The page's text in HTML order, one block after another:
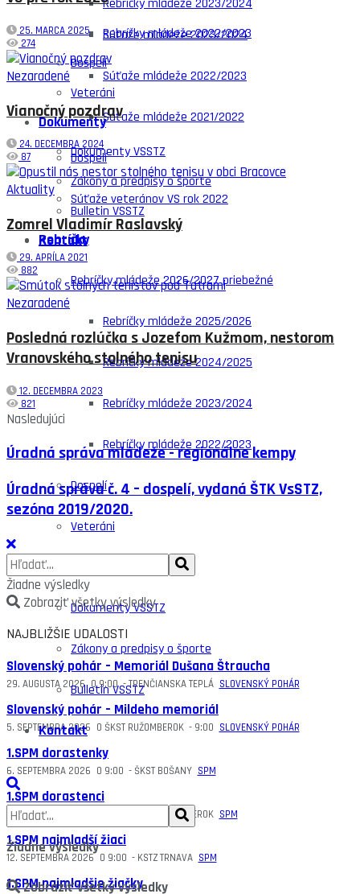
Rebríčky mládeže 2023/2024
Rebríčky mládeže 2022/2023
Dospelí
Veteráni
Dokumenty
Dokumenty VSSTZ
Zákony a predpisy o športe
Bulletin VSSTZ
Kontakt
Súťaže mládeže 2023/2024
Súťaže mládeže 2022/2023
Súťaže mládeže 2021/2022
Dospelí
Súťaže veteránov VS rok 2022
Rebríčky
Rebríčky mládeže 2026/2027 priebežné
Rebríčky mládeže 2025/2026
Rebríčky mládeže 2024/2025
Rebríčky mládeže 2023/2024
Rebríčky mládeže 2022/2023
Dospelí
Veteráni
Dokumenty
Dokumenty VSSTZ
Zákony a predpisy o športe
Bulletin VSSTZ
Kontakt
Žiadne výsledky
Zobraziť všetky výsledky
25. MARCA 2025
274
Nezaradené
Vianočný pozdrav
24. DECEMBRA 2024
87
Aktuality
Zomrel Vladimír Raslavský
29. APRÍLA 2021
882
Nezaradené
Posledná rozlúčka s Jozefom Kužmom, nestorom
Vranovského stolného tenisu
12. DECEMBRA 2023
821
Nasledujúci
Úradná správa mládeže - regionálne kempy
Úradná správa č. 4 – dospelí, vydaná ŠTK VsSTZ,
sezóna 2019/2020.
Žiadne výsledky
Zobraziť všetky výsledky
NAJBLIŽŠIE UDALOSTI
Slovenský pohár – Memoriál Dušana Štraucha
29. AUGUSTA 2026 O9:00 -TRENČIANSKA TEPLÁ SLOVENSKÝ POHÁR
Slovenský pohár – Mildeho memoriál
5. SEPTEMBRA 2026 O ŠKST RUŽOMBEROK - 9:00 SLOVENSKÝ POHÁR
1.SPM dorastenky
6. SEPTEMBRA 2026 O 9:00 - ŠKST BOŠANY SPM
1.SPM dorastenci
6. SEPTEMBRA 2026 ŠKST RUŽOMBEROK SPM
1.SPM najmladší žiaci
12. SEPTEMBRA 2026 O 9:00 - KSTZ TRNAVA SPM
1.SPM najmladšie žiačky